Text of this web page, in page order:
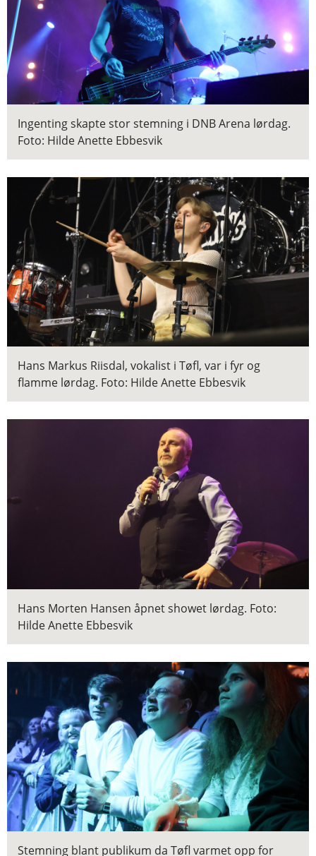
Ingenting skapte stor stemning i DNB Arena lørdag.
Foto: Hilde Anette Ebbesvik
Hans Markus Riisdal, vokalist i Tøfl, var i fyr og
flamme lørdag. Foto: Hilde Anette Ebbesvik
Hans Morten Hansen åpnet showet lørdag. Foto:
Hilde Anette Ebbesvik
Stemning blant publikum da Tøfl varmet opp for